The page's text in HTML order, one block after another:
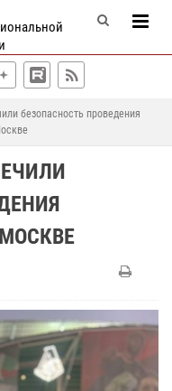
безопасность проведения